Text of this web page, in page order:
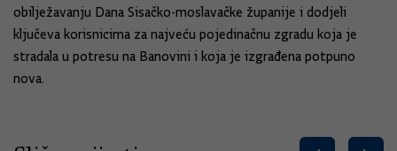
obilježavanju Dana Sisačko-moslavačke županije i dodjeli
ključeva korisnicima za najveću pojedinačnu zgradu koja je
stradala u potresu na Banovini i koja je izgrađena potpuno
nova.